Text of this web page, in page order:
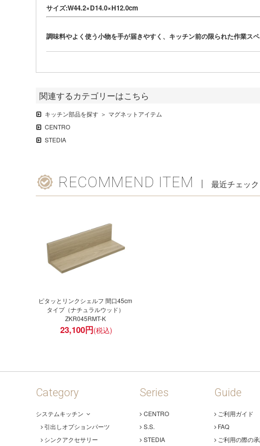
サイズ:W44.2×D14.0×H12.0cm
調味料やよく使う小物を手が届きやすく、キッチン前の限られた作業ス
関連するカテゴリーはこちら
キッチン部品を探す
マグネットアイテム
CENTRO
STEDIA
RECOMMEND ITEM 最近チェッ
ピタッとリンクシェルフ 間口45cm
タイプ（ナチュラルウッド）
ZKR045RMT-K
23,100円
Category
システムキッチン
引出しオプションパーツ
シンクアクセサリー
Series
CENTRO
S.S.
STEDIA
Guide
ご利用ガイド
FAQ
ご利用の際の